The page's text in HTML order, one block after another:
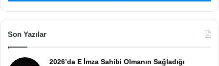
Son Yazılar
2026’da E İmza Sahibi Olmanın Sağladığı